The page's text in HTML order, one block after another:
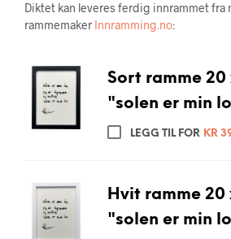
Diktet kan leveres ferdig innrammet fra
rammemaker Innramming.no:
Sort ramme 20
"solen er min
LEGG TIL FOR KR
Hvit ramme 20
"solen er min